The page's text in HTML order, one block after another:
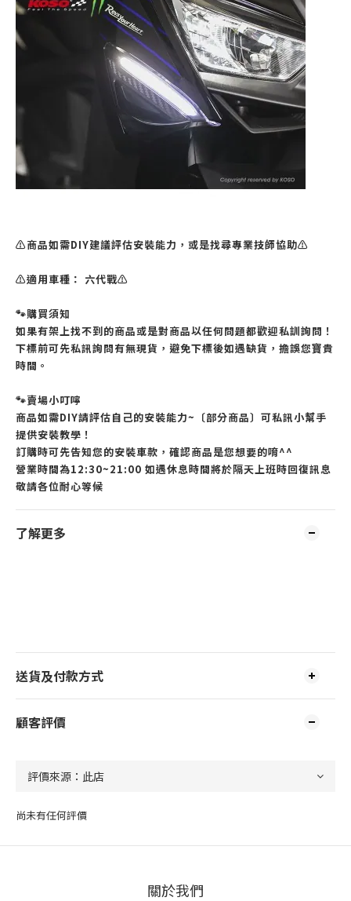
⚠️商品如需DIY建議評估安裝能力，或是找尋專業技師協助⚠️
⚠️適用車種： 六代戰⚠️
🐾購買須知
如果有架上找不到的商品或是對商品以任何問題都歡迎私訓詢問！
下標前可先私訊詢問有無現貨，避免下標後如遇缺貨，擔誤您寶貴
時間。
🐾賣場小叮嚀
商品如需DIY請評估自己的安裝能力~〔部分商品〕可私訊小幫手
提供安裝教學！
訂購時可先告知您的安裝車款，確認商品是您想要的唷^^
營業時間為12:30~21:00 如遇休息時間將於隔天上班時回復訊息
敬請各位耐心等候
了解更多
送貨及付款方式
顧客評價
尚未有任何評價
關於我們